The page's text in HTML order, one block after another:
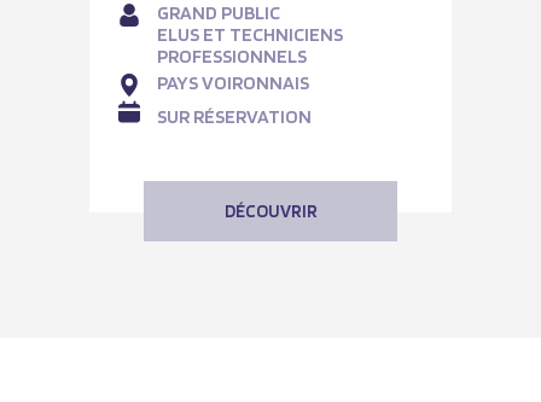
GRAND PUBLIC
ELUS ET TECHNICIENS
PROFESSIONNELS
PAYS VOIRONNAIS
SUR RÉSERVATION
DÉCOUVRIR